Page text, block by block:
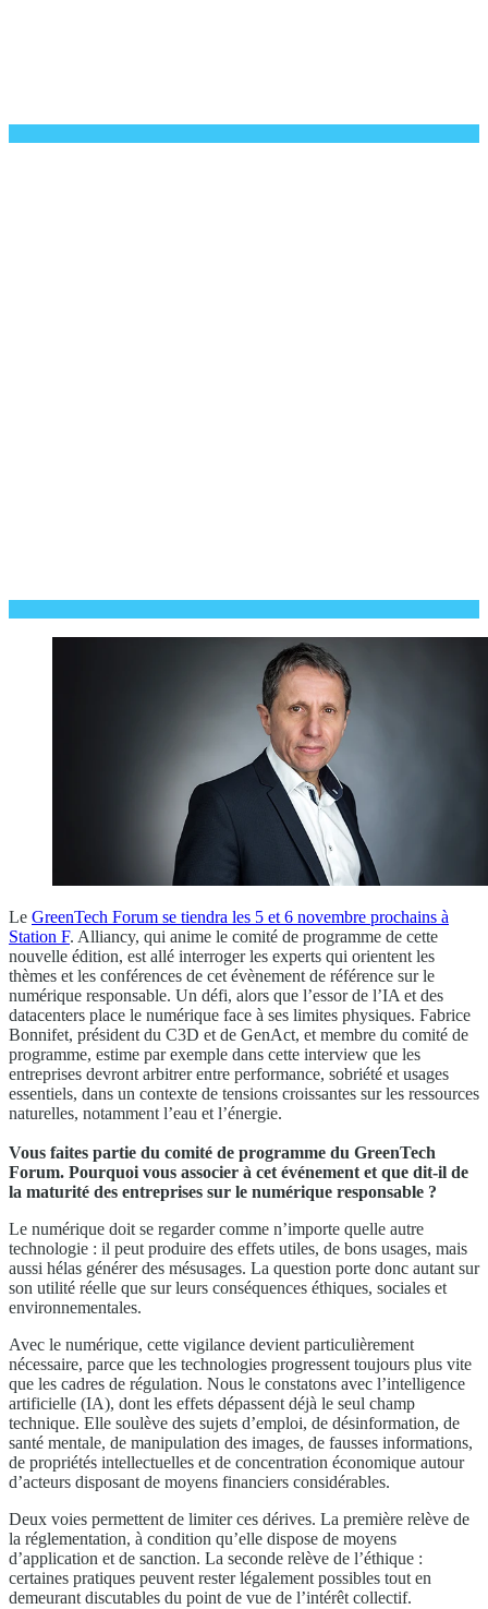
Le GreenTech Forum se tiendra les 5 et 6 novembre prochains à
Station F. Alliancy, qui anime le comité de programme de cette
nouvelle édition, est allé interroger les experts qui orientent les
thèmes et les conférences de cet évènement de référence sur le
numérique responsable. Un défi, alors que l’essor de l’IA et des
datacenters place le numérique face à ses limites physiques. Fabrice
Bonnifet, président du C3D et de GenAct, et membre du comité de
programme, estime par exemple dans cette interview que les
entreprises devront arbitrer entre performance, sobriété et usages
essentiels, dans un contexte de tensions croissantes sur les ressources
naturelles, notamment l’eau et l’énergie.
Vous faites partie du comité de programme du GreenTech
Forum. Pourquoi vous associer à cet événement et que dit-il de
la maturité des entreprises sur le numérique responsable ?
Le numérique doit se regarder comme n’importe quelle autre
technologie : il peut produire des effets utiles, de bons usages, mais
aussi hélas générer des mésusages. La question porte donc autant sur
son utilité réelle que sur leurs conséquences éthiques, sociales et
environnementales.
Avec le numérique, cette vigilance devient particulièrement
nécessaire, parce que les technologies progressent toujours plus vite
que les cadres de régulation. Nous le constatons avec l’intelligence
artificielle (IA), dont les effets dépassent déjà le seul champ
technique. Elle soulève des sujets d’emploi, de désinformation, de
santé mentale, de manipulation des images, de fausses informations,
de propriétés intellectuelles et de concentration économique autour
d’acteurs disposant de moyens financiers considérables.
Deux voies permettent de limiter ces dérives. La première relève de
la réglementation, à condition qu’elle dispose de moyens
d’application et de sanction. La seconde relève de l’éthique :
certaines pratiques peuvent rester légalement possibles tout en
demeurant discutables du point de vue de l’intérêt collectif.